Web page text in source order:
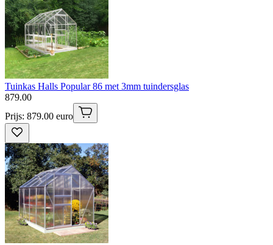
Tuinkas Halls Popular 86 met 3mm tuindersglas
879.00
Prijs: 879.00 euro